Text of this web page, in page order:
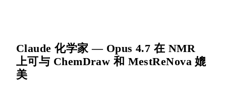
Claude 化学家 — Opus 4.7 在 NMR
上可与 ChemDraw 和 MestReNova 媲
美